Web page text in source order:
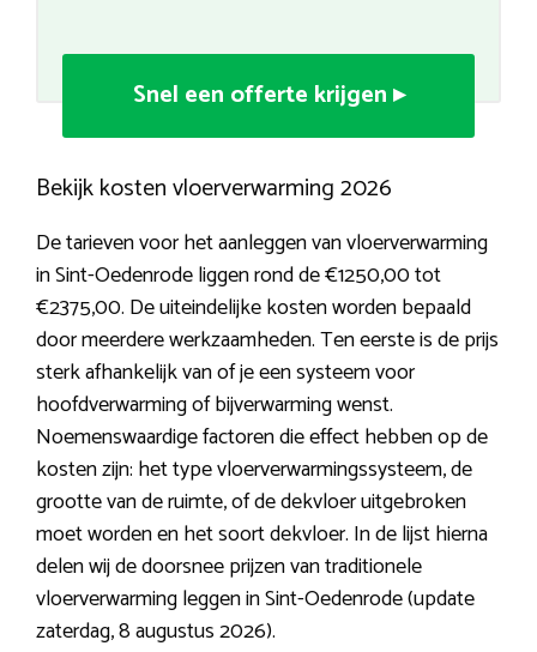
Snel een offerte krijgen ▸
Bekijk kosten vloerverwarming 2026
De tarieven voor het aanleggen van vloerverwarming
in Sint-Oedenrode liggen rond de €1250,00 tot
€2375,00. De uiteindelijke kosten worden bepaald
door meerdere werkzaamheden. Ten eerste is de prijs
sterk afhankelijk van of je een systeem voor
hoofdverwarming of bijverwarming wenst.
Noemenswaardige factoren die effect hebben op de
kosten zijn: het type vloerverwarmingssysteem, de
grootte van de ruimte, of de dekvloer uitgebroken
moet worden en het soort dekvloer. In de lijst hierna
delen wij de doorsnee prijzen van traditionele
vloerverwarming leggen in Sint-Oedenrode (update
zaterdag, 8 augustus 2026).